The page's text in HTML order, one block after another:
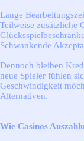
Lange
Teilweise zusätzliche
Schwankende
Dennoch bleiben
neue Spieler fühlen
Geschwindigkeit
Alternativen.
Wie Casinos